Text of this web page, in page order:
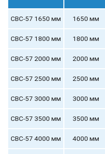
СВС-57 1650 мм 1650 мм
СВС-57 1800 мм 1800 мм
СВС-57 2000 мм 2000 мм
СВС-57 2500 мм 2500 мм
СВС-57 3000 мм 3000 мм
СВС-57 3500 мм 3500 мм
СВС-57 4000 мм 4000 мм